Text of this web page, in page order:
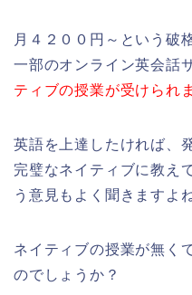
月４２００円～という破
一部のオンライン英会話
ティブの授業が受けられ
英語を上達したければ、
完璧なネイティブに教え
う意見もよく聞きますよね
ネイティブの授業が無く
のでしょうか？